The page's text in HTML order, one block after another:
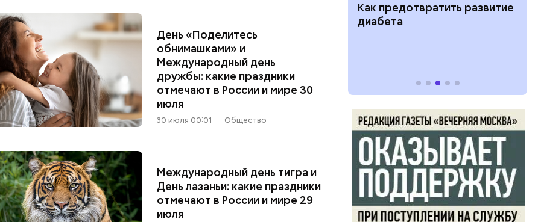
День «Поделитесь
обнимашками» и
Международный день
дружбы: какие праздники
отмечают в России и мире 30
июля
30 июля 00:01 Общество
Международный день тигра и
День лазаньи: какие праздники
отмечают в России и мире 29
июля
рублей от государства при
трудной ситуации: кто может
претендовать и какие нужны
документы
искать информацию и сроки
Как предотвратить развитие
диабета